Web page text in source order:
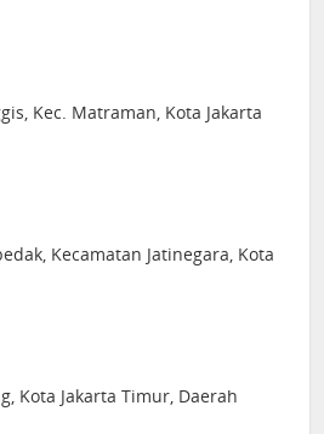
Kec. Matraman, Kota Jakarta
Kecamatan Jatinegara, Kota
Kota Jakarta Timur, Daerah